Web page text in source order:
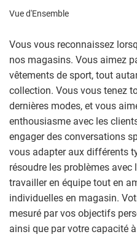
Vue d'Ensemble
Vous vous reconnaissez
nos magasins. Vous aimez
vêtements de sport, tout
collection. Vous vous tenez
dernières modes, et vous
enthousiasme avec les
engager des conversations
vous adapter aux différents
résoudre les problèmes avec
travailler en équipe tout en
individuelles en magasin.
mesuré par vos objectifs
ainsi que par votre capacité